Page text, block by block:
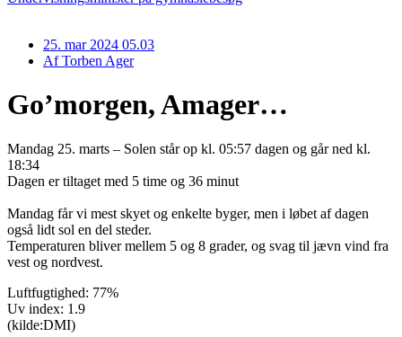
25. mar 2024 05.03
AfTorben Ager
Go’morgen, Amager…
Mandag 25. marts – Solen står op kl. 05:57 dagen og går ned kl.
18:34
Dagen er tiltaget med 5 time og 36 minut
Mandag får vi mest skyet og enkelte byger, men i løbet af dagen
også lidt sol en del steder.
Temperaturen bliver mellem 5 og 8 grader, og svag til jævn vind fra
vest og nordvest.
Luftfugtighed: 77%
Uv index: 1.9
(kilde:DMI)